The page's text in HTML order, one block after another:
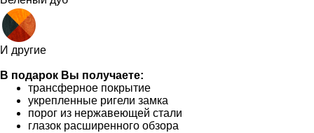
И другие
В подарок Вы получаете:
трансферное покрытие
укрепленные ригели замка
порог из нержавеющей стали
глазок расширенного обзора